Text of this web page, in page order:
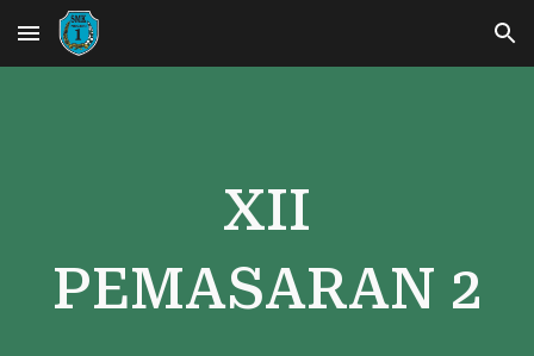
Skip to main content Skip to navigation
XII
PEMASARAN 2